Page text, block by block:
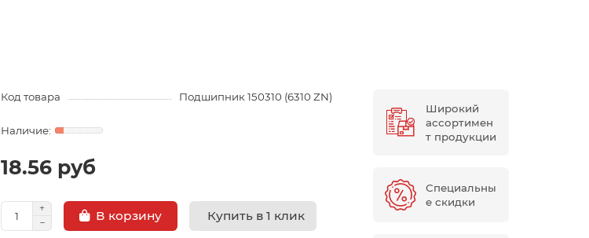
Код товара Подшипник 150310 (6310 ZN)
18.56 руб
В корзину Купить в 1 клик
Широкий
ассортимен
т продукции
Специальны
е скидки